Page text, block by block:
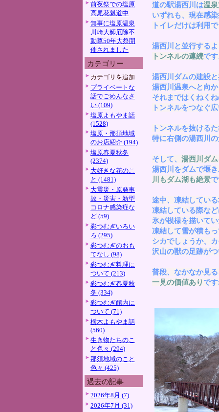
前夜祭での塩原
高尾花魁道中
無事に塩原温泉
川崎大師厄除不
動尊50年大祭開
催されました
カテゴリー
カテゴリを追加
プライベートな
話でごめんなさ
い (109)
塩原よもやま話
(1528)
塩原・那須地域
のお店紹介 (194)
塩原春夏秋冬
(2374)
大好きな花のこ
と (1481)
大震災・原発事
故・災害・新型
コロナ感染症な
ど (59)
彩つむぎいろい
ろ (295)
彩つむぎのおも
てなし (98)
彩つむぎ料理に
ついて (213)
彩つむぎ春夏秋
冬 (334)
彩つむぎ館内に
ついて (71)
栃木よもやま話
(560)
生き物たちのこ
と色々 (294)
那須地域のこと
色々 (425)
過去の記事
2026年8月 (7)
2026年7月 (31)
道の駅湯西川は温
いずれも、現在感
トイレだけは利用
湯西川と並行する
トンネルの連続で
湯西川ダムの建設
湯西川温泉へと向
それまではくねく
トンネルをつなぐ
トンネルを抜ける
特に右側の湯西川
そして、 湯西川ダム
湯西川をダムで堰
川もダム湖も絶景
途中、凍結してい
凍結している際な
氷が模様を描いて
凍結して雪が積も
シカでしょうか、
沢山の獣の足跡が
普段、なかなか見
一見の価値あり で